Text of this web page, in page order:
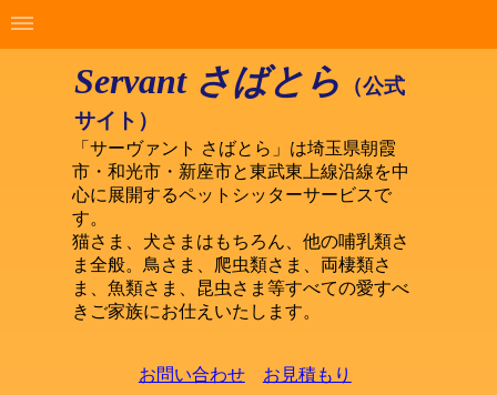
Servant さばとら
（公式
サイト）
「サーヴァント さばとら」は埼玉県朝霞
市・和光市・新座市と東武東上線沿線を中
心に展開するペットシッターサービスで
す。
猫さま、犬さまはもちろん、他の哺乳類さ
ま全般。鳥さま、爬虫類さま、両棲類さ
ま、魚類さま、昆虫さま等すべての愛すべ
きご家族にお仕えいたします。
お問い合わせ お見積もり